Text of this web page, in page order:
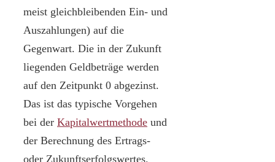
meist gleichbleibenden Ein- und
Auszahlungen) auf die
Gegenwart. Die in der Zukunft
liegenden Geldbeträge werden
auf den Zeitpunkt 0 abgezinst.
Das ist das typische Vorgehen
bei der Kapitalwertmethode und
der Berechnung des Ertrags-
oder Zukunftserfolgswertes.